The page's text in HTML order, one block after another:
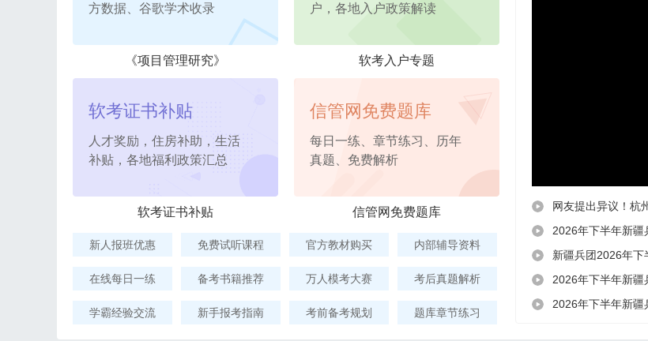
方数据、谷歌学术收录
《项目管理研究》
户，各地入户政策解读
软考入户专题
软考证书补贴
人才奖励，住房补助，生活
补贴，各地福利政策汇总
软考证书补贴
信管网免费题库
每日一练、章节练习、历年
真题、免费解析
信管网免费题库
新人报班优惠 免费试听课程 官方教材购买 内部辅导资料
在线每日一练 备考书籍推荐 万人模考大赛 考后真题解析
学霸经验交流 新手报考指南 考前备考规划 题库章节练习
网友提出异议！杭
2026年下半年新
新疆兵团2026年下
2026年下半年新
2026年下半年新疆